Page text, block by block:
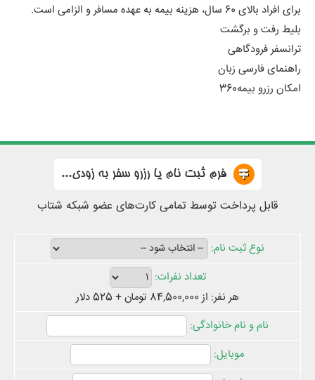
برای افراد بالای 60 سال، هزینه بیمه به عهده مسافر و الزامی است.
بلیط رفت و برگشت
ترانسفر فرودگاهی
راهنمای فارسی زبان
امکان رزرو بیمه360
فرم ثبت نام یا رزرو سفر به زودی...
قابل پرداخت توسط تمامی کارت‌های عضو شبکه شتاب
هر نفر: از 84,500,000 تومان + 525 دلار